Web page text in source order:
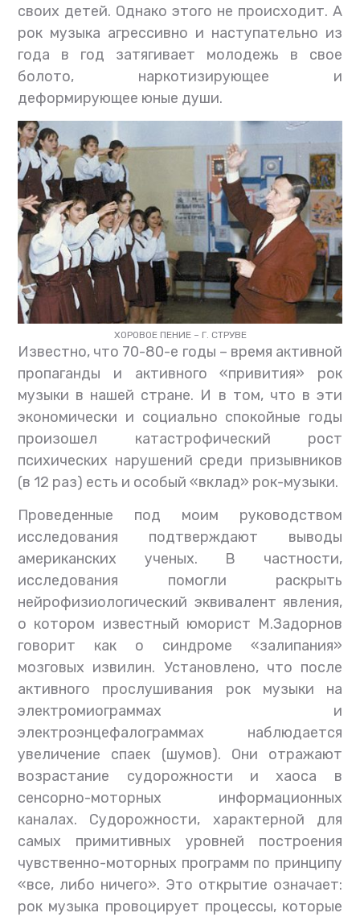
своих детей. Однако этого не происходит. А
рок музыка агрессивно и наступательно из
года в год затягивает молодежь в свое
болото, наркотизирующее и
деформирующее юные души.
ХОРОВОЕ ПЕНИЕ – Г. СТРУВЕ
Известно, что 70-80-е годы – время активной
пропаганды и активного «привития» рок
музыки в нашей стране. И в том, что в эти
экономически и социально спокойные годы
произошел катастрофический рост
психических нарушений среди призывников
(в 12 раз) есть и особый «вклад» рок-музыки.
Проведенные под моим руководством
исследования подтверждают выводы
американских ученых. В частности,
исследования помогли раскрыть
нейрофизиологический эквивалент явления,
о котором известный юморист М.Задорнов
говорит как о синдроме «залипания»
мозговых извилин. Установлено, что после
активного прослушивания рок музыки на
электромиограммах и
электроэнцефалограммах наблюдается
увеличение спаек (шумов). Они отражают
возрастание судорожности и хаоса в
сенсорно-моторных информационных
каналах. Судорожности, характерной для
самых примитивных уровней построения
чувственно-моторных программ по принципу
«все, либо ничего». Это открытие означает:
рок музыка провоцирует процессы, которые